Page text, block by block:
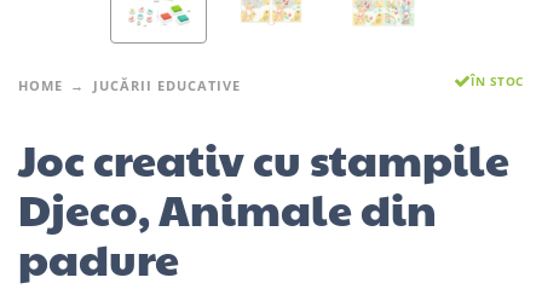
HOME JUCĂRII EDUCATIVE ÎN STOC
Joc creativ cu stampile
Djeco, Animale din
padure